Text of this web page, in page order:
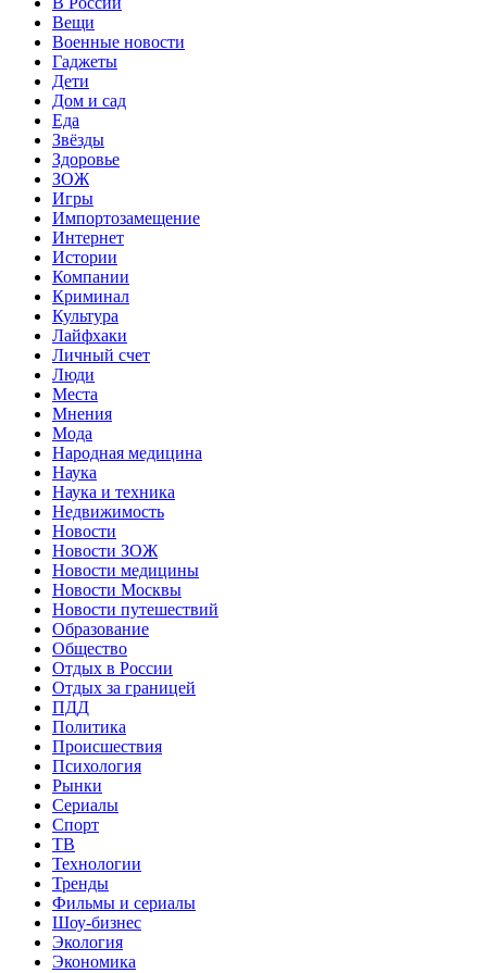
Вещи
Военные новости
Гаджеты
Дети
Дом и сад
Еда
Звёзды
Здоровье
ЗОЖ
Игры
Импортозамещение
Интернет
Истории
Компании
Криминал
Культура
Лайфхаки
Личный счет
Люди
Места
Мнения
Мода
Народная медицина
Наука
Наука и техника
Недвижимость
Новости
Новости ЗОЖ
Новости медицины
Новости Москвы
Новости путешествий
Образование
Общество
Отдых в России
Отдых за границей
ПДД
Политика
Происшествия
Психология
Рынки
Сериалы
Спорт
ТВ
Технологии
Тренды
Фильмы и сериалы
Шоу-бизнес
Экология
Экономика